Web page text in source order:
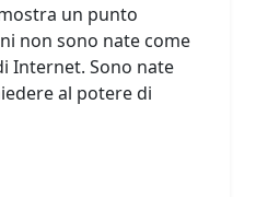
un punto
non sono nate come
Internet. Sono nate
al potere di